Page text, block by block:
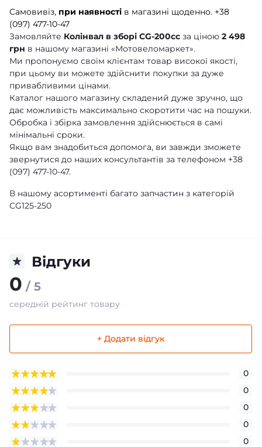
Самовивіз, при наявності в магазині щоденно. +38
(097) 477-10-47
Замовляйте Колінвал в зборі CG-200cc за ціною 2 498
грн в нашому магазині «Мотовеломаркет».
Ми пропонуємо своїм клієнтам товар високої якості,
при цьому ви можете здійснити покупки за дуже
привабливими цінами.
Каталог нашого магазину складений дуже зручно, що
дає можливість максимально скоротити час на пошуки.
Обробка і збірка замовлення здійснюється в самі
мінімальні сроки.
Якщо вам знадобиться допомога, ви завжди зможете
звернутися до наших консультантів за телефоном +38
(097) 477-10-47.
В нашому асортименті багато запчастин з категорій
CG125-250
Відгуки
0 / 5
середній рейтинг товару
+ Додати відгук
0
0
0
0
0